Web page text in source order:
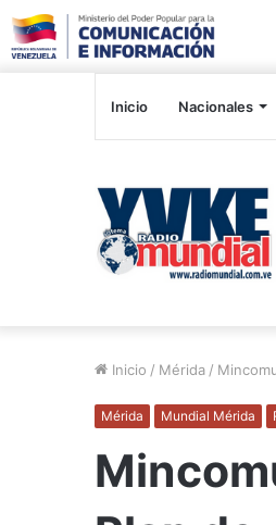
Inicio Nacionales
Inicio / Mérida /
Mérida Mundial Mérida